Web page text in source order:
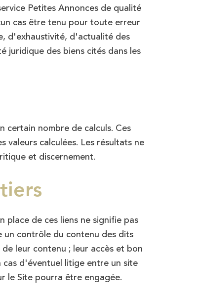
Petites Annonces de qualité
cas être tenu pour toute erreur
d'exhaustivité, d'actualité des
juridique des biens cités dans les
nombre de calculs. Ces
calculées. Les résultats ne
et discernement.
de ces liens ne signifie pas
contrôle du contenu des dits
leur contenu ; leur accès et bon
d'éventuel litige entre un site
le Site pourra être engagée.